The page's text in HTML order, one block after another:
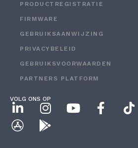
PRODUCTREGISTRATIE
FIRMWARE
GEBRUIKSAANWIJZING
PRIVACYBELEID
GEBRUIKSVOORWAARDEN
PARTNERS PLATFORM
VOLG ONS OP